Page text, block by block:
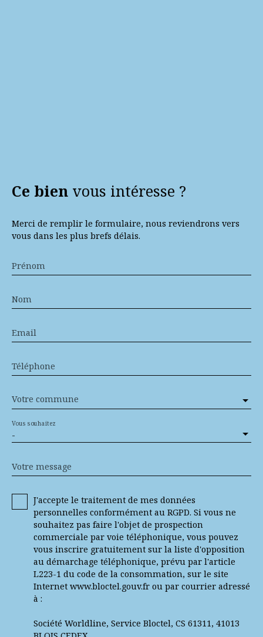
Ce bien vous intéresse ?
Merci de remplir le formulaire, nous reviendrons vers
vous dans les plus brefs délais.
Prénom
Nom
Email
Téléphone
Votre commune
-
Vous souhaitez
Votre message
J'accepte le traitement de mes données
personnelles conformément au RGPD. Si vous ne
souhaitez pas faire l'objet de prospection
commerciale par voie téléphonique, vous pouvez
vous inscrire gratuitement sur la liste d'opposition
au démarchage téléphonique, prévu par l'article
L223-1 du code de la consommation, sur le site
Internet www.bloctel.gouv.fr ou par courrier adressé
à :
Société Worldline, Service Bloctel, CS 61311, 41013